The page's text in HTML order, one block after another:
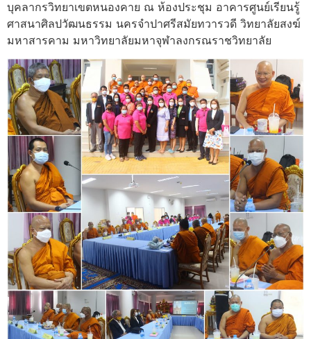
บุคลากรวิทยาเขตหนองคาย ณ ห้องประชุม อาคารศูนย์เรียนรู้
ศาสนาศิลปวัฒนธรรม นครจำปาศรีสมัยทวารวดี วิทยาลัยสงฆ์
มหาสารคาม มหาวิทยาลัยมหาจุฬาลงกรณราชวิทยาลัย